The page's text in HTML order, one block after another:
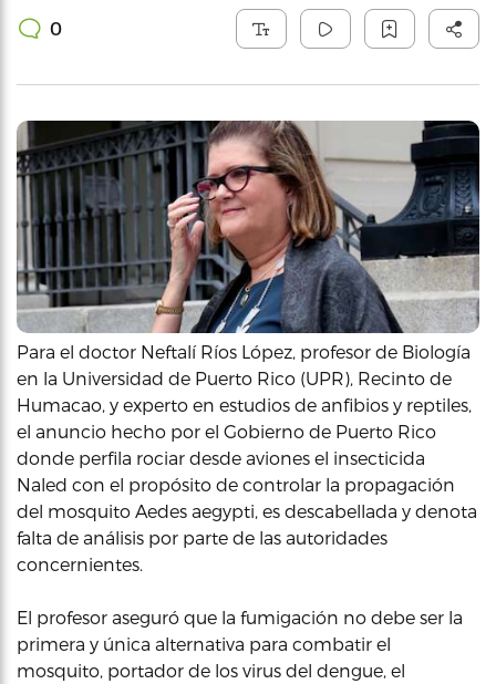
0
Para el doctor Neftalí Ríos López, profesor de Biología
en la Universidad de Puerto Rico (UPR), Recinto de
Humacao, y experto en estudios de anfibios y reptiles,
el anuncio hecho por el Gobierno de Puerto Rico
donde perfila rociar desde aviones el insecticida
Naled con el propósito de controlar la propagación
del mosquito Aedes aegypti, es descabellada y denota
falta de análisis por parte de las autoridades
concernientes.
El profesor aseguró que la fumigación no debe ser la
primera y única alternativa para combatir el
mosquito, portador de los virus del dengue, el